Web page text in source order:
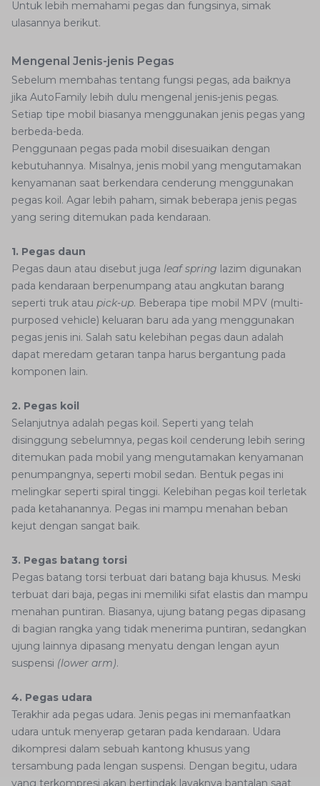
Untuk lebih memahami pegas dan fungsinya, simak
ulasannya berikut.
Mengenal Jenis-jenis Pegas
Sebelum membahas tentang fungsi pegas, ada baiknya
jika AutoFamily lebih dulu mengenal jenis-jenis pegas.
Setiap tipe mobil biasanya menggunakan jenis pegas yang
berbeda-beda.
Penggunaan pegas pada mobil disesuaikan dengan
kebutuhannya. Misalnya, jenis mobil yang mengutamakan
kenyamanan saat berkendara cenderung menggunakan
pegas koil. Agar lebih paham, simak beberapa jenis pegas
yang sering ditemukan pada kendaraan.
1. Pegas daun
Pegas daun atau disebut juga leaf spring lazim digunakan
pada kendaraan berpenumpang atau angkutan barang
seperti truk atau pick-up. Beberapa tipe mobil MPV (multi-
purposed vehicle) keluaran baru ada yang menggunakan
pegas jenis ini. Salah satu kelebihan pegas daun adalah
dapat meredam getaran tanpa harus bergantung pada
komponen lain.
2. Pegas koil
Selanjutnya adalah pegas koil. Seperti yang telah
disinggung sebelumnya, pegas koil cenderung lebih sering
ditemukan pada mobil yang mengutamakan kenyamanan
penumpangnya, seperti mobil sedan. Bentuk pegas ini
melingkar seperti spiral tinggi. Kelebihan pegas koil terletak
pada ketahanannya. Pegas ini mampu menahan beban
kejut dengan sangat baik.
3. Pegas batang torsi
Pegas batang torsi terbuat dari batang baja khusus. Meski
terbuat dari baja, pegas ini memiliki sifat elastis dan mampu
menahan puntiran. Biasanya, ujung batang pegas dipasang
di bagian rangka yang tidak menerima puntiran, sedangkan
ujung lainnya dipasang menyatu dengan lengan ayun
suspensi (lower arm).
4. Pegas udara
Terakhir ada pegas udara. Jenis pegas ini memanfaatkan
udara untuk menyerap getaran pada kendaraan. Udara
dikompresi dalam sebuah kantong khusus yang
tersambung pada lengan suspensi. Dengan begitu, udara